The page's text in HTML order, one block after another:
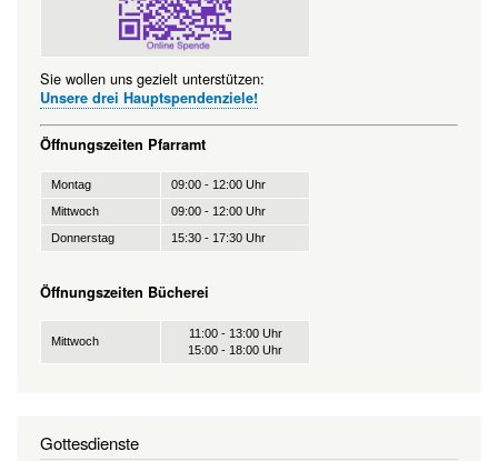
Sie wollen uns gezielt unterstützen:
Unsere drei Hauptspendenziele!
Öffnungszeiten Pfarramt
Montag
09:00 - 12:00 Uhr
Mittwoch
09:00 - 12:00 Uhr
Donnerstag
15:30 - 17:30 Uhr
Öffnungszeiten Bücherei
Mittwoch
11:00 - 13:00 Uhr
15:00 - 18:00 Uhr
Gottesdienste